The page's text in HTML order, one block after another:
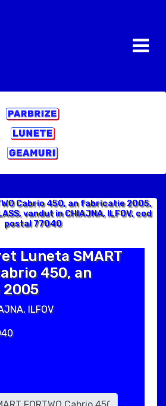
Cabrio 450, an fabricatie 2005,
vandut in CHIAJNA, ILFOV, cod
postal 77040
Luneta SMART
450, an
ILFOV